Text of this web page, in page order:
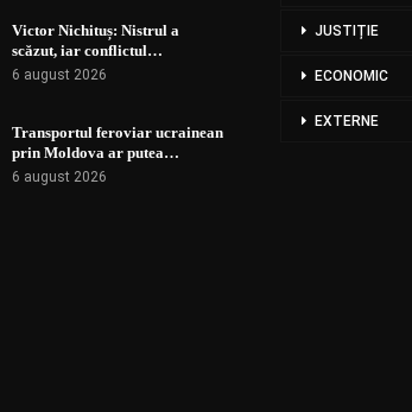
Victor Nichituș: Nistrul a
scăzut, iar conflictul…
6 august 2026
Transportul feroviar ucrainean
prin Moldova ar putea…
6 august 2026
JUSTIȚIE
ECONOMIC
EXTERNE